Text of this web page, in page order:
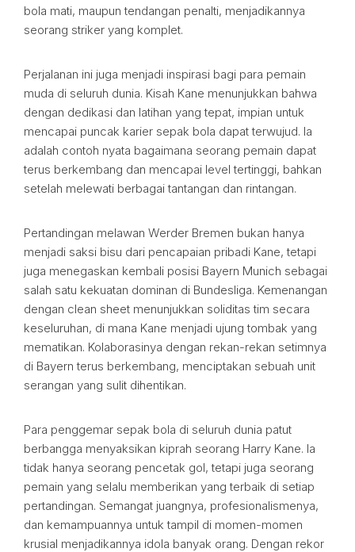
bola mati, maupun tendangan penalti, menjadikannya
seorang striker yang komplet.
Perjalanan ini juga menjadi inspirasi bagi para pemain
muda di seluruh dunia. Kisah Kane menunjukkan bahwa
dengan dedikasi dan latihan yang tepat, impian untuk
mencapai puncak karier sepak bola dapat terwujud. Ia
adalah contoh nyata bagaimana seorang pemain dapat
terus berkembang dan mencapai level tertinggi, bahkan
setelah melewati berbagai tantangan dan rintangan.
Pertandingan melawan Werder Bremen bukan hanya
menjadi saksi bisu dari pencapaian pribadi Kane, tetapi
juga menegaskan kembali posisi Bayern Munich sebagai
salah satu kekuatan dominan di Bundesliga. Kemenangan
dengan clean sheet menunjukkan soliditas tim secara
keseluruhan, di mana Kane menjadi ujung tombak yang
mematikan. Kolaborasinya dengan rekan-rekan setimnya
di Bayern terus berkembang, menciptakan sebuah unit
serangan yang sulit dihentikan.
Para penggemar sepak bola di seluruh dunia patut
berbangga menyaksikan kiprah seorang Harry Kane. Ia
tidak hanya seorang pencetak gol, tetapi juga seorang
pemain yang selalu memberikan yang terbaik di setiap
pertandingan. Semangat juangnya, profesionalismenya,
dan kemampuannya untuk tampil di momen-momen
krusial menjadikannya idola banyak orang. Dengan rekor